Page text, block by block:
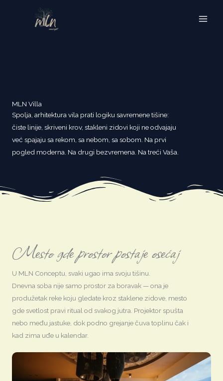
MLN Villa
Spolja, arhitektura vila prati logiku savremene tišine:
čiste linije, skriveni krov, stakleni zidovi koji ne odvajaju
već spajaju sa rekom, sa nebom, sa sobom. Na prvi
pogled moderna. Na drugi bezvremena. Na treći Vaša.
Mesto gde prostor postaje osećaj
U MLN Conceptu, svaki ugao ima svoju tišinu.
Dnevna soba nije samo prostor za boravak — ona je
produžetak reke koju gledate kroz staklene zidove, mesto
gde svetlost pravi ritual od svakog jutra. Projektor spušta
nebo među jastuke, dok podno grejanje čuva toplinu čak i
kad zima uđe u kalendar.